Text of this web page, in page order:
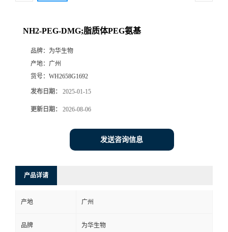
NH2-PEG-DMG;脂质体PEG氨基
品牌： 为华生物
产地： 广州
货号： WH2658G1692
发布日期： 2025-01-15
更新日期： 2026-08-06
发送咨询信息
产品详请
产地 广州
品牌 为华生物